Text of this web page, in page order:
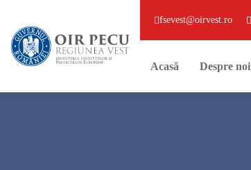
fsevest@oirvest.ro
Acasă Despre noi